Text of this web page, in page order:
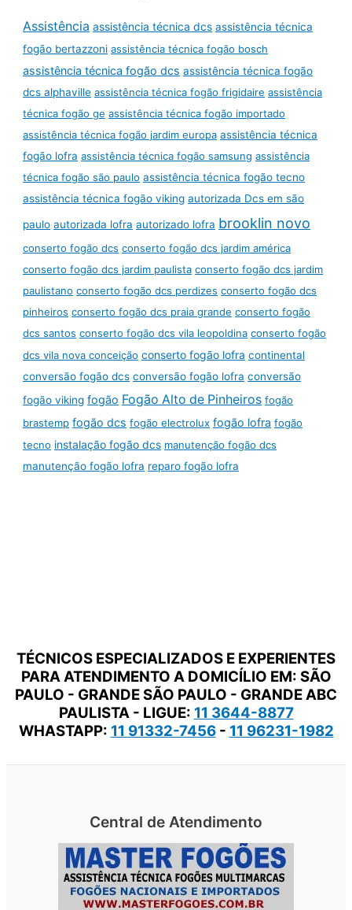
Assistência assistência técnica dcs assistência técnica
fogão bertazzoni assistência técnica fogão bosch
assistência técnica fogão dcs assistência técnica fogão
dcs alphaville assistência técnica fogão frigidaire assistência
técnica fogão ge assistência técnica fogão importado
assistência técnica fogão jardim europa assistência técnica
fogão lofra assistência técnica fogão samsung assistência
técnica fogão são paulo assistência técnica fogão tecno
assistência técnica fogão viking autorizada Dcs em são
paulo autorizada lofra autorizado lofra brooklin novo
conserto fogão dcs conserto fogão dcs jardim américa
conserto fogão dcs jardim paulista conserto fogão dcs jardim
paulistano conserto fogão dcs perdizes conserto fogão dcs
pinheiros conserto fogão dcs praia grande conserto fogão
dcs santos conserto fogão dcs vila leopoldina conserto fogão
dcs vila nova conceição conserto fogão lofra continental
conversão fogão dcs conversão fogão lofra conversão
fogão viking fogão Fogão Alto de Pinheiros fogão
brastemp fogão dcs fogão electrolux fogão lofra fogão
tecno instalação fogão dcs manutenção fogão dcs
manutenção fogão lofra reparo fogão lofra
TÉCNICOS ESPECIALIZADOS E EXPERIENTES
PARA ATENDIMENTO A DOMICÍLIO EM: SÃO
PAULO - GRANDE SÃO PAULO - GRANDE ABC
PAULISTA - LIGUE: 11 3644-8877
WHASTAPP: 11 91332-7456- 11 96231-1982
Central de Atendimento